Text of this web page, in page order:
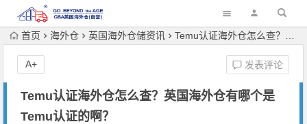
首页 海外仓 英国海外仓储资讯 Temu认证海外仓怎么查？英国海外仓有哪个是Temu认证的啊？
Temu认证海外仓怎么查？英国海外仓有哪个是
Temu认证的啊？
发表评论
A+